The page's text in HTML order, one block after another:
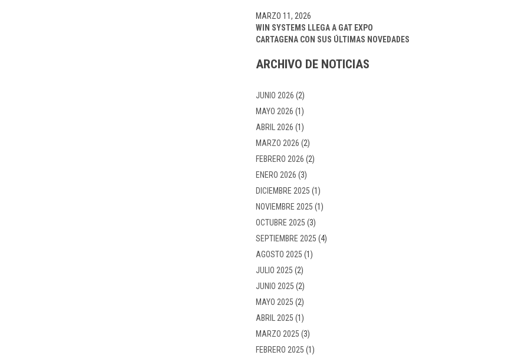
WIN SYSTEMS LLEGA A GAT EXPO
CARTAGENA CON SUS ÚLTIMAS NOVEDADES
MARZO 11, 2026
ARCHIVO DE NOTICIAS
JUNIO 2026 (2)
MAYO 2026 (1)
ABRIL 2026 (1)
MARZO 2026 (2)
FEBRERO 2026 (2)
ENERO 2026 (3)
DICIEMBRE 2025 (1)
NOVIEMBRE 2025 (1)
OCTUBRE 2025 (3)
SEPTIEMBRE 2025 (4)
AGOSTO 2025 (1)
JULIO 2025 (2)
JUNIO 2025 (2)
MAYO 2025 (2)
ABRIL 2025 (1)
MARZO 2025 (3)
FEBRERO 2025 (1)